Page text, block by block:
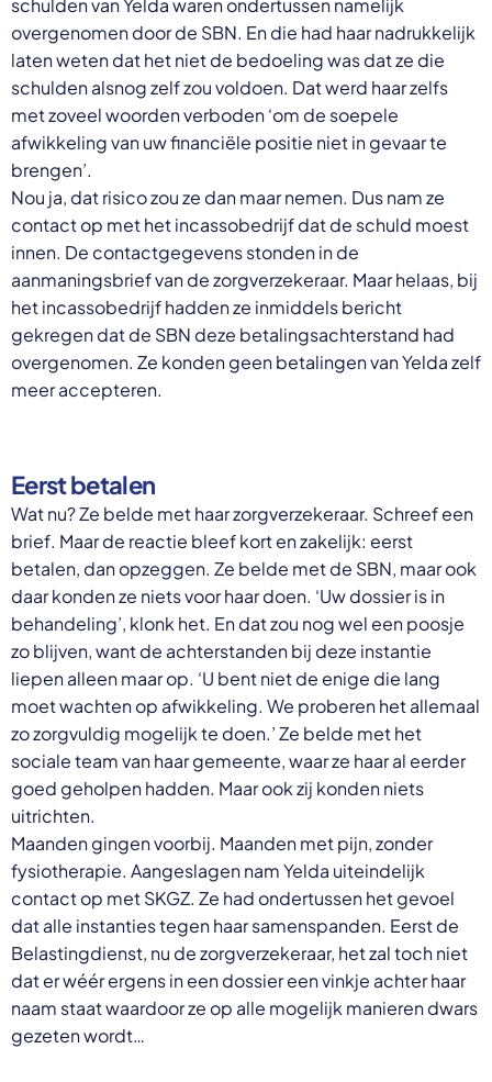
schulden van Yelda waren ondertussen namelijk
overgenomen door de SBN. En die had haar nadrukkelijk
laten weten dat het niet de bedoeling was dat ze die
schulden alsnog zelf zou voldoen. Dat werd haar zelfs
met zoveel woorden verboden ‘om de soepele
afwikkeling van uw financiële positie niet in gevaar te
brengen’.
Nou ja, dat risico zou ze dan maar nemen. Dus nam ze
contact op met het incassobedrijf dat de schuld moest
innen. De contactgegevens stonden in de
aanmaningsbrief van de zorgverzekeraar. Maar helaas, bij
het incassobedrijf hadden ze inmiddels bericht
gekregen dat de SBN deze betalingsachterstand had
overgenomen. Ze konden geen betalingen van Yelda zelf
meer accepteren.
Eerst betalen
Wat nu? Ze belde met haar zorgverzekeraar. Schreef een
brief. Maar de reactie bleef kort en zakelijk: eerst
betalen, dan opzeggen. Ze belde met de SBN, maar ook
daar konden ze niets voor haar doen. ‘Uw dossier is in
behandeling’, klonk het. En dat zou nog wel een poosje
zo blijven, want de achterstanden bij deze instantie
liepen alleen maar op. ‘U bent niet de enige die lang
moet wachten op afwikkeling. We proberen het allemaal
zo zorgvuldig mogelijk te doen.’ Ze belde met het
sociale team van haar gemeente, waar ze haar al eerder
goed geholpen hadden. Maar ook zij konden niets
uitrichten.
Maanden gingen voorbij. Maanden met pijn, zonder
fysiotherapie. Aangeslagen nam Yelda uiteindelijk
contact op met SKGZ. Ze had ondertussen het gevoel
dat alle instanties tegen haar samenspanden. Eerst de
Belastingdienst, nu de zorgverzekeraar, het zal toch niet
dat er wéér ergens in een dossier een vinkje achter haar
naam staat waardoor ze op alle mogelijk manieren dwars
gezeten wordt…